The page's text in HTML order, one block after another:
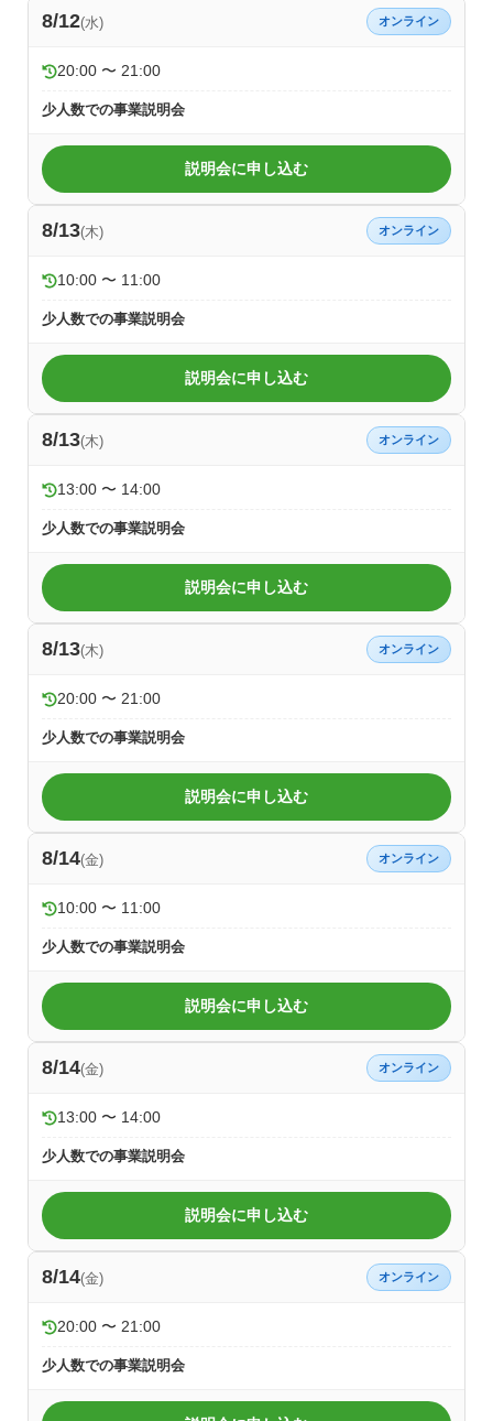
8/12(水) オンライン
20:00 〜 21:00
少人数での事業説明会
説明会に申し込む
8/13(木) オンライン
10:00 〜 11:00
少人数での事業説明会
説明会に申し込む
8/13(木) オンライン
13:00 〜 14:00
少人数での事業説明会
説明会に申し込む
8/13(木) オンライン
20:00 〜 21:00
少人数での事業説明会
説明会に申し込む
8/14(金) オンライン
10:00 〜 11:00
少人数での事業説明会
説明会に申し込む
8/14(金) オンライン
13:00 〜 14:00
少人数での事業説明会
説明会に申し込む
8/14(金) オンライン
20:00 〜 21:00
少人数での事業説明会